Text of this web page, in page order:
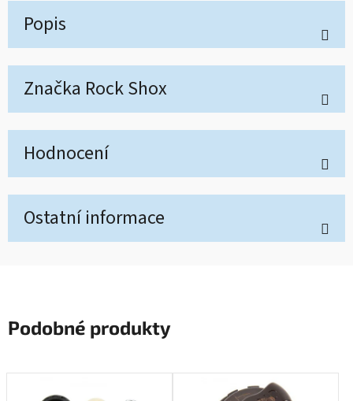
Popis
Značka Rock Shox
Hodnocení
Ostatní informace
Podobné produkty